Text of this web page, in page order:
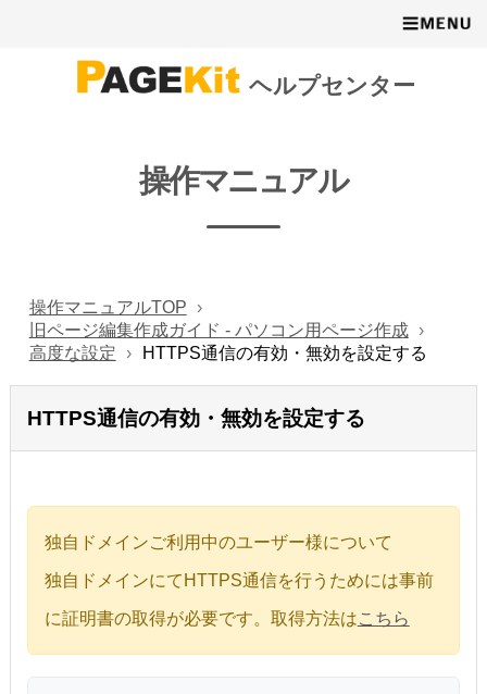
ヘルプセンター
操作マニュアル
操作マニュアルTOP
旧ページ編集作成ガイド - パソコン用ページ作成
高度な設定
HTTPS通信の有効・無効を設定する
HTTPS通信の有効・無効を設定する
独自ドメインご利用中のユーザー様について
独自ドメインにてHTTPS通信を行うためには事前
に証明書の取得が必要です。取得方法はこちら